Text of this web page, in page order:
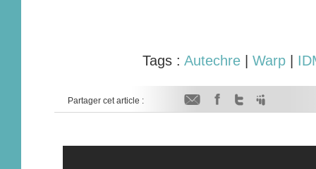
Tags : Autechre| Warp|
Partager cet article :